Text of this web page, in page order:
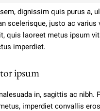
dignissim quis purus a,
scelerisque, justo ac varius
quis laoreet metus ipsum
imperdiet.
ipsum
in, sagittis ac nibh.
imperdiet convallis